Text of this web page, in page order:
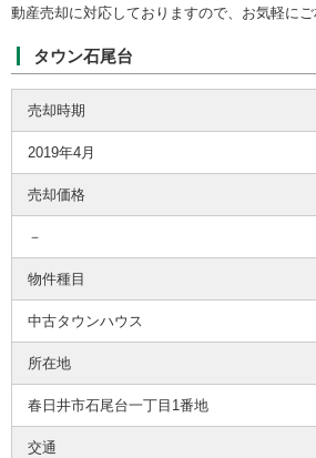
動産売却に対応しておりますので、お気軽にご
タウン石尾台
売却時期
2019年4月
売却価格
－
物件種目
中古タウンハウス
所在地
春日井市石尾台一丁目1番地
交通